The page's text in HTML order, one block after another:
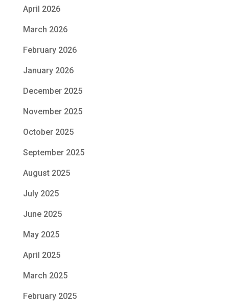
April 2026
March 2026
February 2026
January 2026
December 2025
November 2025
October 2025
September 2025
August 2025
July 2025
June 2025
May 2025
April 2025
March 2025
February 2025